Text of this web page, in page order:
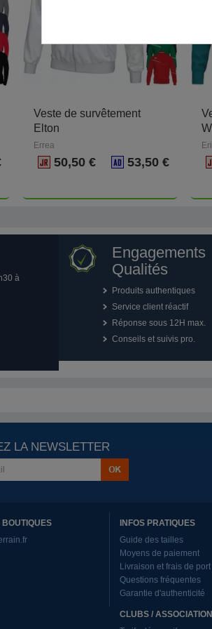
Veste de survêtement
Elton
Errea
50,50 € 53,50 €
à
Engagements
Qualités
Produits authentiques
Service client réactif
Réponse sous 12H max.
Conseils et suivis pro.
LA NEWSLETTER
BOUTIQUES
INFOS PRATIQUES
Guide des tailles
Moyens de paiement
Livraison et frais de port
Questions fréquentes
Garantie d'authenticité
CLUBS /